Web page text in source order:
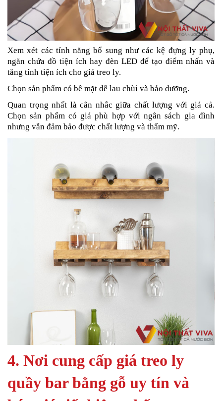
Xem xét các tính năng bổ sung như các kệ đựng ly phụ,
ngăn chứa đồ tiện ích hay đèn LED để tạo điểm nhấn và
tăng tính tiện ích cho giá treo ly.
Chọn sản phẩm có bề mặt dễ lau chùi và bảo dưỡng.
Quan trọng nhất là cân nhắc giữa chất lượng với giá cả.
Chọn sản phẩm có giá phù hợp với ngân sách gia đình
nhưng vẫn đảm bảo được chất lượng và thẩm mỹ.
4. Nơi cung cấp giá treo ly
quầy bar bằng gỗ uy tín và